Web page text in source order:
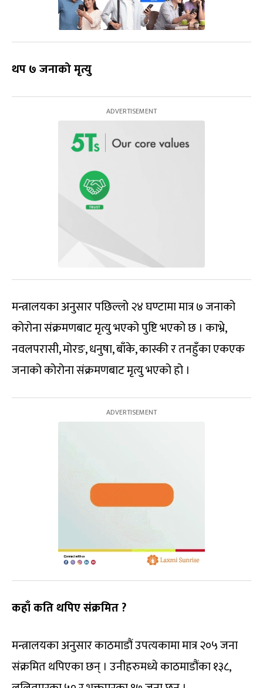
थप ७ जनाको मृत्यु
मन्त्रालयका अनुसार पछिल्लो २४ घण्टामा मात्र ७ जनाको
कोरोना संक्रमणबाट मृत्यु भएको पुष्टि भएको छ । काभ्रे,
नवलपरासी, मोरङ, धनुषा, बाँके, कास्की र तनहुँका एकएक
जनाको कोरोना संक्रमणबाट मृत्यु भएको हो ।
कहाँ कति थपिए संक्रमित ?
मन्त्रालयका अनुसार काठमाडौं उपत्यकामा मात्र २०५ जना
संक्रमित थपिएका छन् । उनीहरुमध्ये काठमाडौंका १३८,